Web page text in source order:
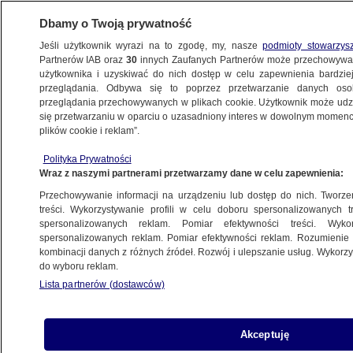
TURCJA
Turcja. W Stambule policja rozpędziła
działaczy LGBT
ŚWIAT
Watykan odrzuca turecką krytykę
słów papieża o ludobójstwie Ormian
ŚWIAT
panuje w niej islamofobia - Erdogan
Dbamy o Twoją prywatność
Jeśli użytkownik wyrazi na to zgodę, my, naszepodmioty
Partnerów IAB oraz30 innych Zaufanych Partnerów może
użytkownika i uzyskiwać do nich dostęp w celu zapewnienia
przeglądania. Odbywa się to poprzez przetwarzanie danych
przeglądania przechowywanych w plikach cookie. Użytkownik może
się przetwarzaniu w oparciu o uzasadniony interes w dowolnym
plików cookie i reklam”.
Polityka Prywatności
Wraz z naszymi partnerami przetwarzamy dane w celu zapewnienia:
Przechowywanie informacji na urządzeniu lub dostęp do nich.
treści. Wykorzystywanie profili w celu doboru spersonalizowanych
spersonalizowanych reklam. Pomiar efektywności treści.
spersonalizowanych reklam. Pomiar efektywności reklam.
kombinacji danych z różnych źródeł. Rozwój i ulepszanie usług.
do wyboru reklam.
Lista partnerów (dostawców)
Akceptuję